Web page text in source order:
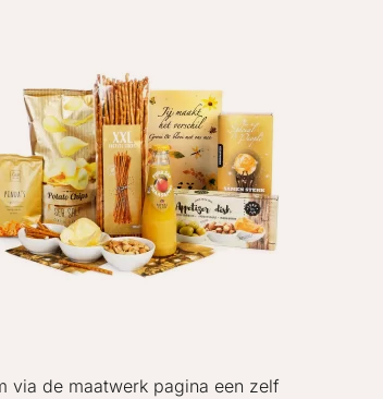
via de maatwerk pagina een zelf